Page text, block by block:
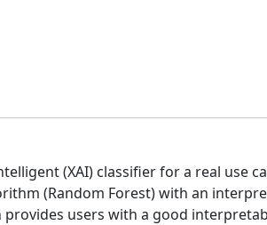
(XAI) classifier for a real use
(Random Forest) with an
provides users with a good